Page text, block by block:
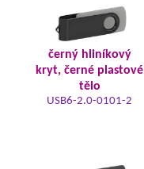
černý hliníkový
kryt, černé plastové
tělo
USB6-2.0-0101-2